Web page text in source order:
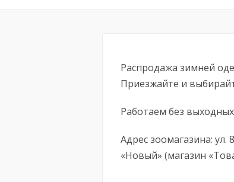
Распродажа зимней
Приезжайте и
Работаем без
Адрес зоомагазина:
«Новый» (магазин